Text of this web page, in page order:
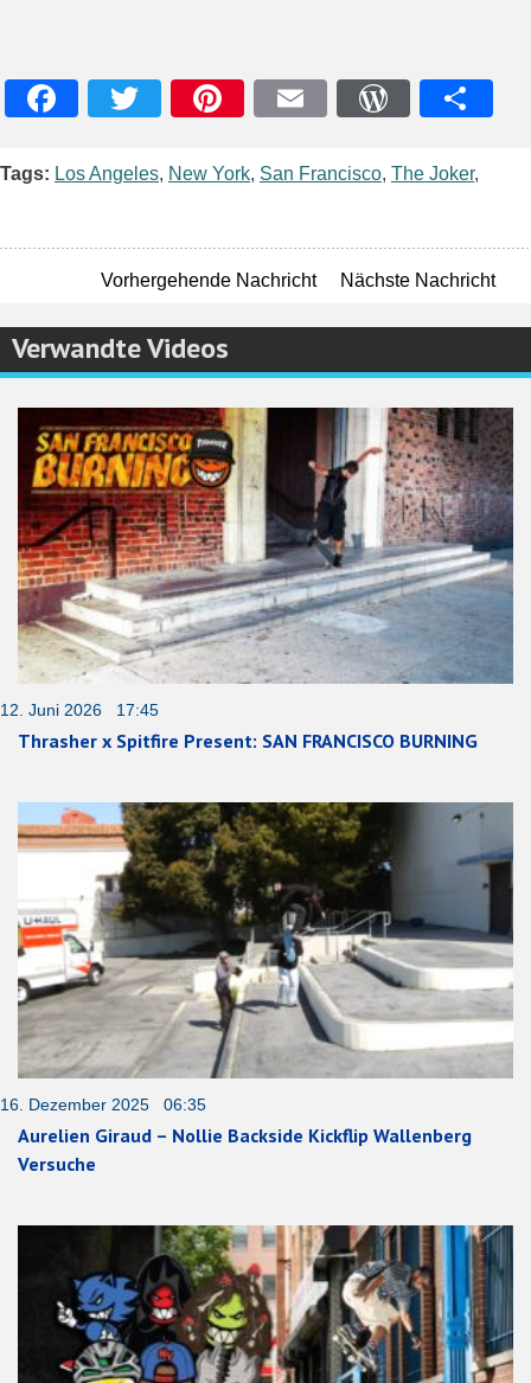
Tags: Los Angeles, New York, San Francisco, The Joker,
Vorhergehende Nachricht Nächste Nachricht
Verwandte Videos
12. Juni 2026 17:45
Thrasher x Spitfire Present: SAN FRANCISCO BURNING
16. Dezember 2025 06:35
Aurelien Giraud – Nollie Backside Kickflip Wallenberg
Versuche